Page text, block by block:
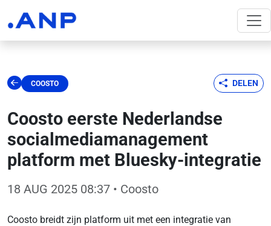
COOSTO DELEN
Coosto eerste Nederlandse
socialmediamanagement
platform met Bluesky-integratie
18 AUG 2025 08:37 • Coosto
Coosto breidt zijn platform uit met een integratie van